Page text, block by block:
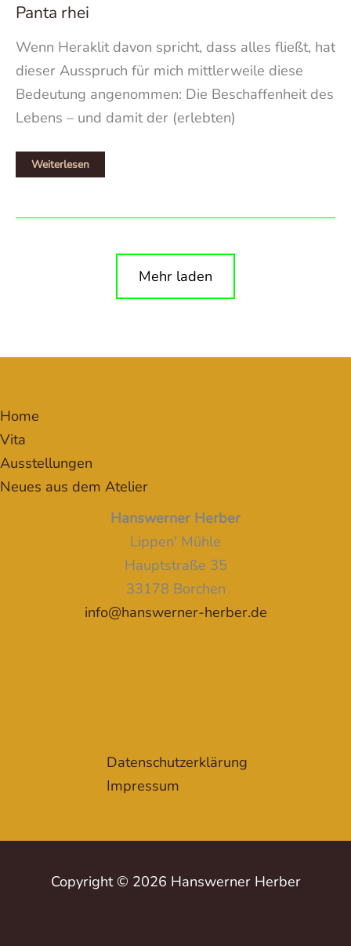
Panta rhei
Wenn Heraklit davon spricht, dass alles fließt, hat
dieser Ausspruch für mich mittlerweile diese
Bedeutung angenommen: Die Beschaffenheit des
Lebens – und damit der (erlebten)
Panta
Weiterlesen
Mehr laden
Home
Vita
Ausstellungen
Neues aus dem Atelier
Hanswerner Herber
Lippen' Mühle
Hauptstraße 35
33178 Borchen
info@hanswerner-herber.de
Datenschutzerklärung
Impressum
Copyright © 2026 Hanswerner Herber